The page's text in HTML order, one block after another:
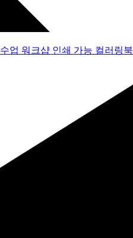
수업 워크샵 인쇄 가능 컬러링북